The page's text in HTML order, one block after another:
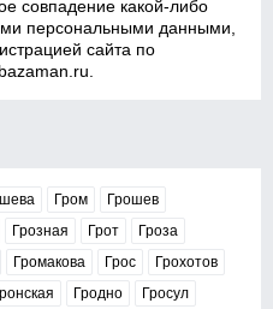
совпадение какой‑либо
персональными данными,
сайта по
Гром
Грошев
Грозная Грот
Гроза
Громакова Грос
Грохотов
Гродно
Гросул